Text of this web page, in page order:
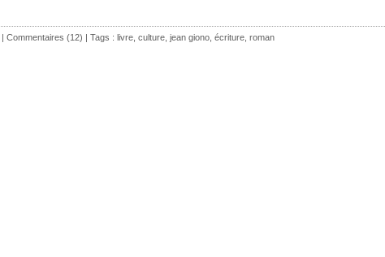
| Commentaires (12) | Tags : livre culture jean giono écriture roman